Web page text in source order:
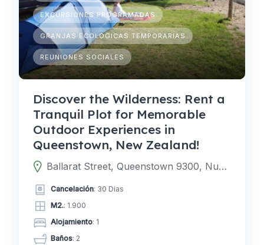
EXCURSIONES PROGRAMADAS
GRANJAS ECOLOGICAS TEMPORARIAS
REUNIONES SOCIALES
Discover the Wilderness: Rent a
Tranquil Plot for Memorable
Outdoor Experiences in
Queenstown, New Zealand!
Ballarat Street, Queenstown 9300, Nueva Zelanda
Cancelación: 30 Dias
M2.: 1.900
Alojamiento: 1
Baños: 2